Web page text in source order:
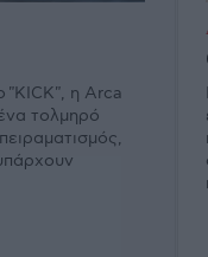
"KICK", η Arca
τολμηρό